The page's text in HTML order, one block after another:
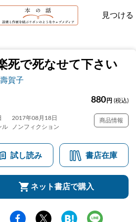
見つける
死で死なせて下さい
賀子
880 円 (税込)
2017年08月18日
ル
ノンフィクション
商品情報
試し読み 書店在庫
ネット書店で購入